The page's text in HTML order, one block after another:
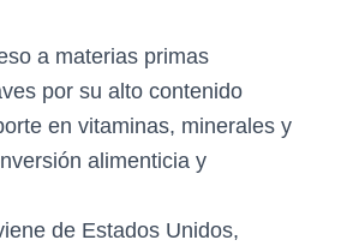
a materias primas
por su alto contenido
en vitaminas, minerales y
alimenticia y
de Estados Unidos,